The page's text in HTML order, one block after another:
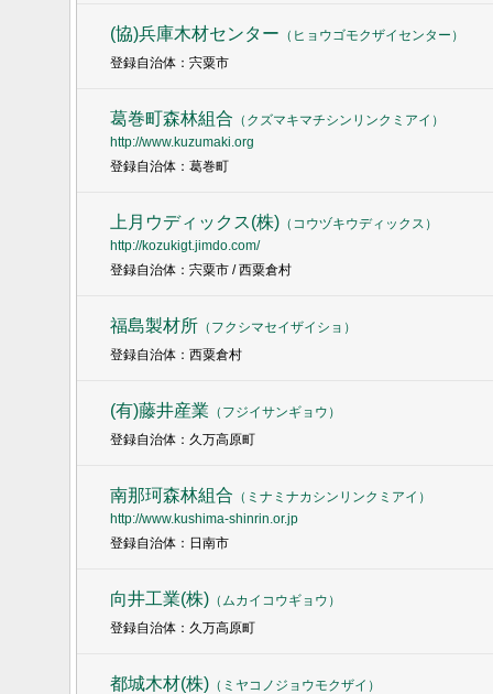
(協)兵庫木材センター （ ヒョウゴモクザイセンター ）
登録自治体：宍粟市
葛巻町森林組合 （ クズマキマチシンリンクミアイ ）
http://www.kuzumaki.org
登録自治体：葛巻町
上月ウディックス(株)（ コウヅキウディックス ）
http://kozukigt.jimdo.com/
登録自治体：宍粟市 / 西粟倉村
福島製材所（ フクシマセイザイショ ）
登録自治体：西粟倉村
(有)藤井産業 （ フジイサンギョウ ）
登録自治体：久万高原町
南那珂森林組合 （ ミナミナカシンリンクミアイ ）
http://www.kushima-shinrin.or.jp
登録自治体：日南市
向井工業(株)（ムカイコウギョウ ）
登録自治体：久万高原町
都城木材(株)（ ミヤコノジョウモクザイ ）